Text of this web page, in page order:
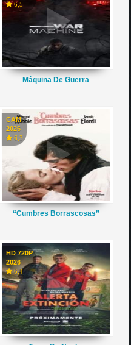
6,5
Máquina De Guerra
CAM
2026
6,3
“Cumbres Borrascosas”
HD 720P
2026
6,4